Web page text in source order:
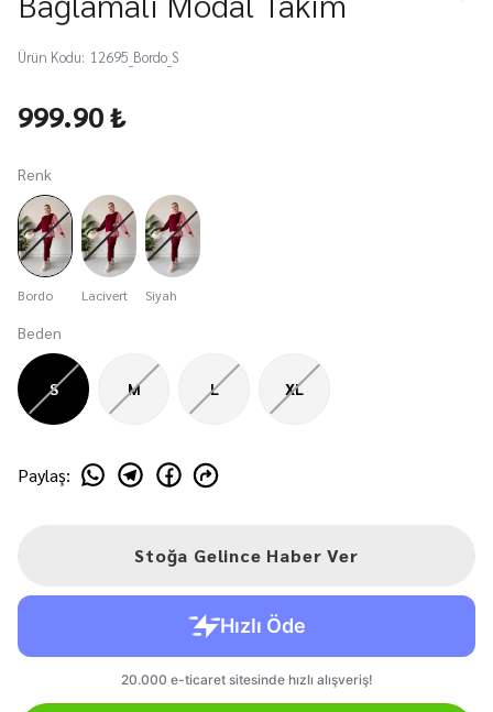
Ürün Kodu: 12695_Bordo_S
999.90 ₺
Renk
Bordo Lacivert Siyah
Beden
S M L XL
Paylaş:
Stoğa Gelince Haber Ver